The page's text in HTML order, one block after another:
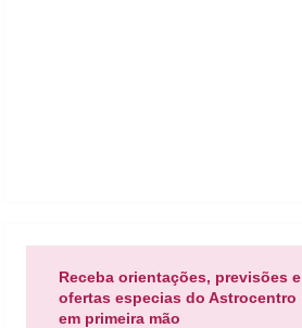
Receba orientações, previsões e
ofertas especias do Astrocentro
em primeira mão